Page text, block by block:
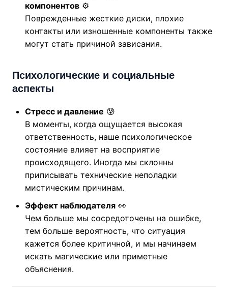
компонентов⚙️
Поврежденные жесткие диски, плохие
контакты или изношенные компоненты также
могут стать причиной зависания.
Психологические и социальные
аспекты
Стресс и давление 😰
В моменты, когда ощущается высокая
ответственность, наше психологическое
состояние влияет на восприятие
происходящего. Иногда мы склонны
приписывать технические неполадки
мистическим причинам.
Эффект наблюдателя👀
Чем больше мы сосредоточены на ошибке,
тем больше вероятность, что ситуация
кажется более критичной, и мы начинаем
искать магические или приметные
объяснения.